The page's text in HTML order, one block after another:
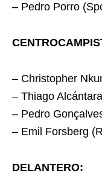
– Pedro Porro
– Christopher
– Thiago
– Pedro
– Emil Forsberg
DELANTERO: